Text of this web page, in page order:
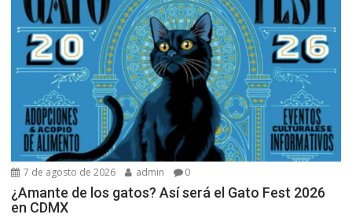
7 de agosto de 2026 admin 0
¿Amante de los gatos? Así será el Gato Fest 2026
en CDMX